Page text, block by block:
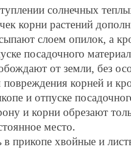
солнечных
корни растений
слоем опилок, а
посадочного
от земли, без
повреждения корней и
и отпуске
и корни обрезают
место.
прикопе хвойные и